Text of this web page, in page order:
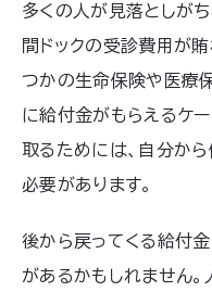
多くの人が見落としが
間ドックの受診費用が
つかの生命保険や医療
に給付金がもらえるケ
取るためには、自分か
必要があります。
後から戻ってくる給付
があるかもしれません